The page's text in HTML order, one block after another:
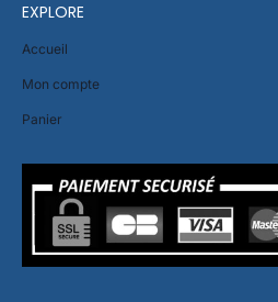
EXPLORE
Accueil
Mon compte
Panier